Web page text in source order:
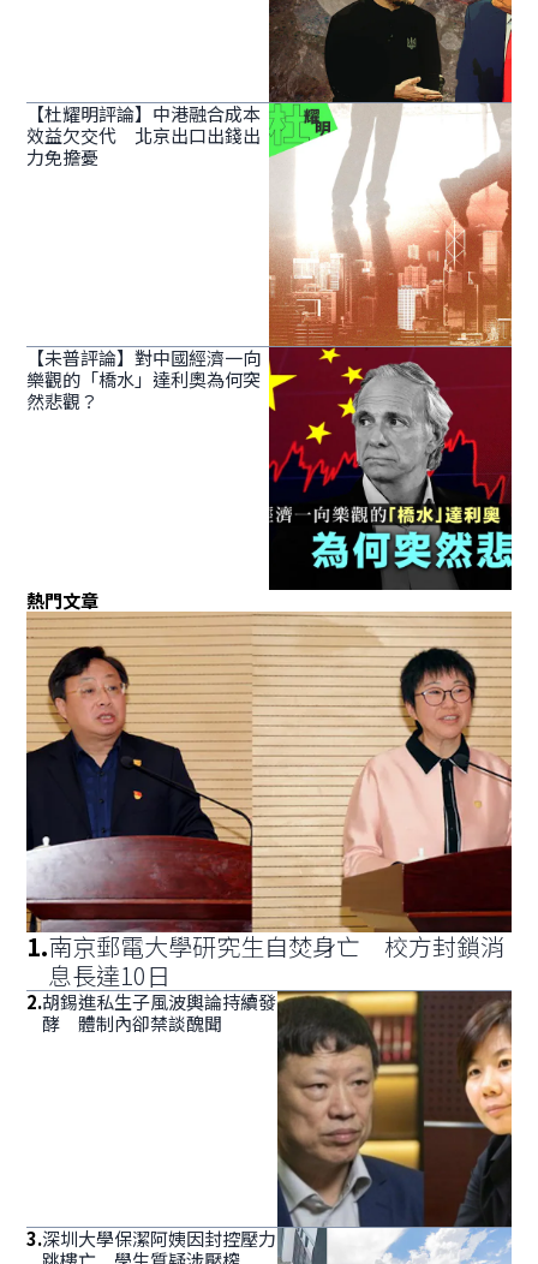
【杜耀明評論】中港融合成本
效益欠交代 北京出口出錢出
力免擔憂
【未普評論】對中國經濟一向
樂觀的「橋水」達利奧為何突
然悲觀？
熱門文章
1.南京郵電大學研究生自焚身亡 校方封鎖消
息長達10日
2.胡錫進私生子風波輿論持續發
酵 體制內卻禁談醜聞
3.深圳大學保潔阿姨因封控壓力